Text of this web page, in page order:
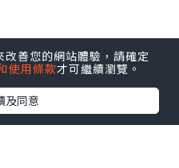
代表本站的立場。因此本站對
及完整性不負任何法律責
善您的網站體驗，請確定
使用條款才可繼續瀏覽。
及同意